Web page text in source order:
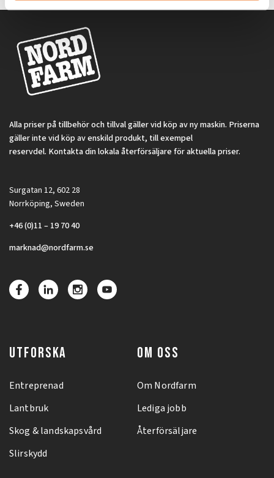
Alla priser på tillbehör och tillval gäller vid köp av ny maskin. Priserna
gäller inte vid köp av enskild produkt, till exempel
reservdel. Kontakta din lokala återförsäljare för aktuella priser.
Surgatan 12, 602 28
Norrköping, Sweden
+46 (0)11 – 19 70 40
marknad@nordfarm.se
UTFORSKA
Entreprenad
Lantbruk
Skog & landskapsvård
Slirskydd
OM OSS
Om Nordfarm
Lediga jobb
Återförsäljare